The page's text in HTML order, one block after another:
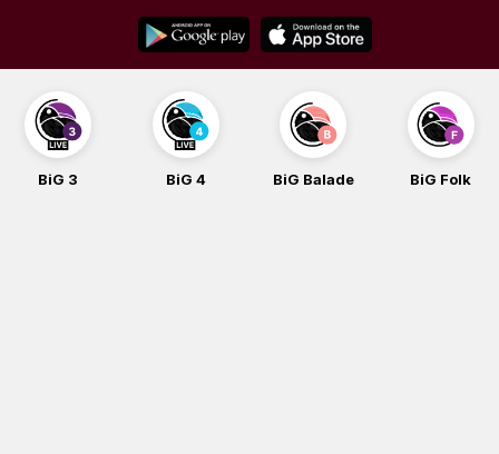
content
BiG 3 BiG 4 BiG Balade BiG Folk